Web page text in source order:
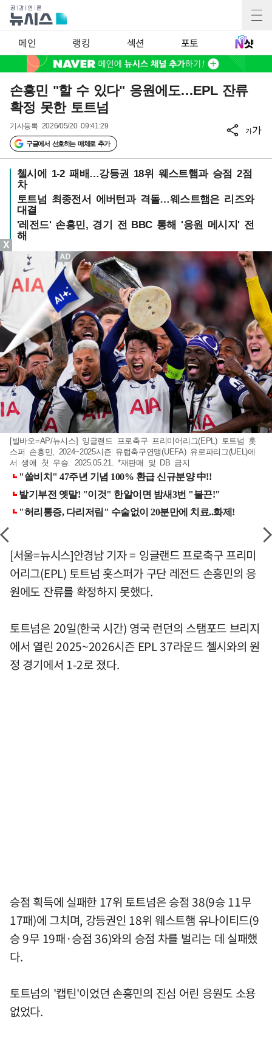
메인 랭킹 섹션 포토
손흥민 "할 수 있다" 응원에도…EPL 잔류
확정 못한 토트넘
기사등록 2026/05/20 09:41:29
구글에서 선호하는 매체로 추가
가가
첼시에 1-2 패배…강등권 18위 웨스트햄과 승점 2점
차
토트넘 최종전서 에버턴과 격돌…웨스트햄은 리즈와
대결
'레전드' 손흥민, 경기 전 BBC 통해 '응원 메시지' 전
해
[빌바오=AP/뉴시스] 잉글랜드 프로축구 프리미어리그(EPL) 토트넘 홋
스퍼 손흥민, 2024~2025시즌 유럽축구연맹(UEFA) 유로파리그(UEL)에
서 생애 첫 우승. 2025.05.21. *재판매 및 DB 금지
[서울=뉴시스]안경남 기자 = 잉글랜드 프로축구 프리미
어리그(EPL) 토트넘 홋스퍼가 구단 레전드 손흥민의 응
원에도 잔류를 확정하지 못했다.
토트넘은 20일(한국 시간) 영국 런던의 스탬포드 브리지
에서 열린 2025~2026시즌 EPL 37라운드 첼시와의 원
정 경기에서 1-2로 졌다.
승점 획득에 실패한 17위 토트넘은 승점 38(9승 11무
17패)에 그치며, 강등권인 18위 웨스트햄 유나이티드(9
승 9무 19패·승점 36)와의 승점 차를 벌리는 데 실패했
다.
토트넘의 '캡틴'이었던 손흥민의 진심 어린 응원도 소용
없었다.
X